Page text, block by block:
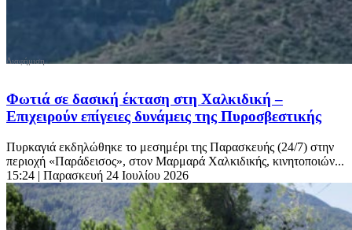
Φωτιά σε δασική έκταση στη Χαλκιδική –
Επιχειρούν επίγειες δυνάμεις της Πυροσβεστικής
Πυρκαγιά εκδηλώθηκε το μεσημέρι της Παρασκευής (24/7) στην
περιοχή «Παράδεισος», στον Μαρμαρά Χαλκιδικής, κινητοποιών...
15:24 | Παρασκευή 24 Ιουλίου 2026